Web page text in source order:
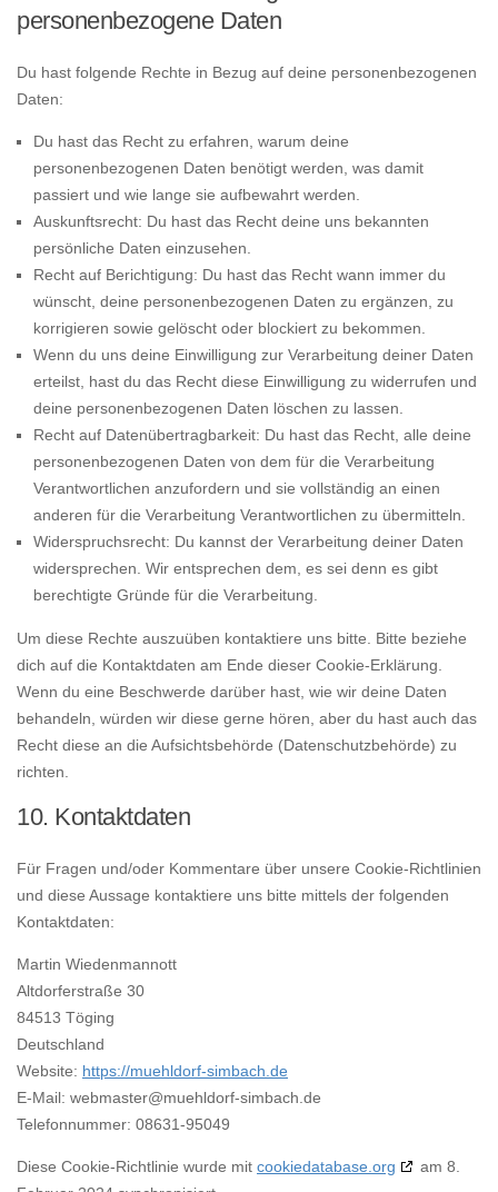
personenbezogene Daten
Du hast folgende Rechte in Bezug auf deine personenbezogenen
Daten:
Du hast das Recht zu erfahren, warum deine
personenbezogenen Daten benötigt werden, was damit
passiert und wie lange sie aufbewahrt werden.
Auskunftsrecht: Du hast das Recht deine uns bekannten
persönliche Daten einzusehen.
Recht auf Berichtigung: Du hast das Recht wann immer du
wünscht, deine personenbezogenen Daten zu ergänzen, zu
korrigieren sowie gelöscht oder blockiert zu bekommen.
Wenn du uns deine Einwilligung zur Verarbeitung deiner Daten
erteilst, hast du das Recht diese Einwilligung zu widerrufen und
deine personenbezogenen Daten löschen zu lassen.
Recht auf Datenübertragbarkeit: Du hast das Recht, alle deine
personenbezogenen Daten von dem für die Verarbeitung
Verantwortlichen anzufordern und sie vollständig an einen
anderen für die Verarbeitung Verantwortlichen zu übermitteln.
Widerspruchsrecht: Du kannst der Verarbeitung deiner Daten
widersprechen. Wir entsprechen dem, es sei denn es gibt
berechtigte Gründe für die Verarbeitung.
Um diese Rechte auszuüben kontaktiere uns bitte. Bitte beziehe
dich auf die Kontaktdaten am Ende dieser Cookie-Erklärung.
Wenn du eine Beschwerde darüber hast, wie wir deine Daten
behandeln, würden wir diese gerne hören, aber du hast auch das
Recht diese an die Aufsichtsbehörde (Datenschutzbehörde) zu
richten.
10. Kontaktdaten
Für Fragen und/oder Kommentare über unsere Cookie-Richtlinien
und diese Aussage kontaktiere uns bitte mittels der folgenden
Kontaktdaten:
Martin Wiedenmannott
Altdorferstraße 30
84513 Töging
Deutschland
Website: https://muehldorf-simbach.de
E-Mail: webmaster@muehldorf-simbach.de
Telefonnummer: 08631-95049
Diese Cookie-Richtlinie wurde mit cookiedatabase.org
am 8.